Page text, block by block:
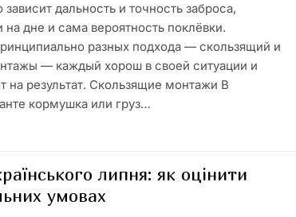
дальность и точность заброса,
на дне и сама вероятность поклёвки.
разных подхода — скользящий и
— каждый хорош в своей ситуации и
на результат. Скользящие монтажи В
кормушка или груз…
липня: як оцінити
умовах